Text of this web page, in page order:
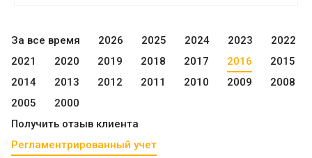
За все время 2026 2025 2024 2023
2022
2021
2020 2019 2018 2017 2016
2015
2014
2013 2012 2011 2010 2009
2008
2005
2000
Получить отзыв клиента
Регламентрированный учет